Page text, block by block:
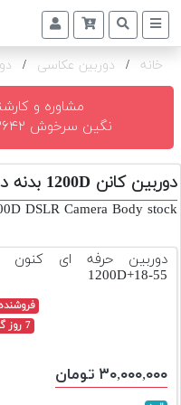
دوربین
و
تجهیزات
و
اکسسوری
دوم
دوربین
و
خانه / دوربین عکاسی /
مشاوره و
نگین سرخوش ۰۹۰۲۵۳۲۲۶۴۲
دوربین کانن 1200D بدنه دست دوم
DSLR Camera Body stock
1200D+18-55
7 روز گارانتی تست
۳۰,۰۰۰,۰۰۰ تومان